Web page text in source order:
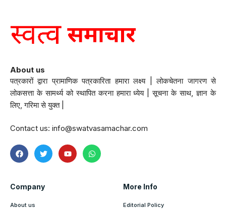
About us
पत्रकारों द्वारा प्रामाणिक पत्रकारिता हमारा लक्ष्य | लोकचेतना जागरण से
लोकसत्ता के सामर्थ्य को स्थापित करना हमारा ध्येय | सूचना के साथ, ज्ञान के
लिए, गरिमा से युक्त |
Contact us: info@swatvasamachar.com
Company
About us
More Info
Editorial Policy